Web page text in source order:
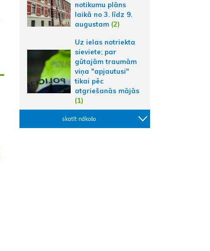
notikumu plāns
laikā no 3. līdz 9.
augustam (2)
Uz ielas notriekta
sieviete; par
gūtajām traumām
viņa "apjautusi"
tikai pēc
atgriešanās mājās
(1)
skatīt nākošo